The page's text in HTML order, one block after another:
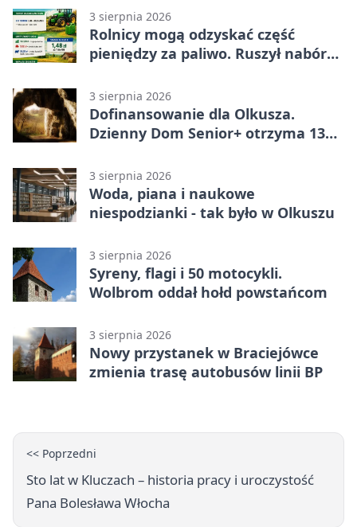
3 sierpnia 2026
Rolnicy mogą odzyskać część
pieniędzy za paliwo. Ruszył nabór
3 sierpnia 2026
Dofinansowanie dla Olkusza.
Dzienny Dom Senior+ otrzyma 134
3 sierpnia 2026
Woda, piana i naukowe
niespodzianki - tak było w Olkuszu
3 sierpnia 2026
Syreny, flagi i 50 motocykli.
Wolbrom oddał hołd powstańcom
3 sierpnia 2026
Nowy przystanek w Braciejówce
zmienia trasę autobusów linii BP
<< Poprzedni
Sto lat w Kluczach – historia pracy i uroczystość
Pana Bolesława Włocha